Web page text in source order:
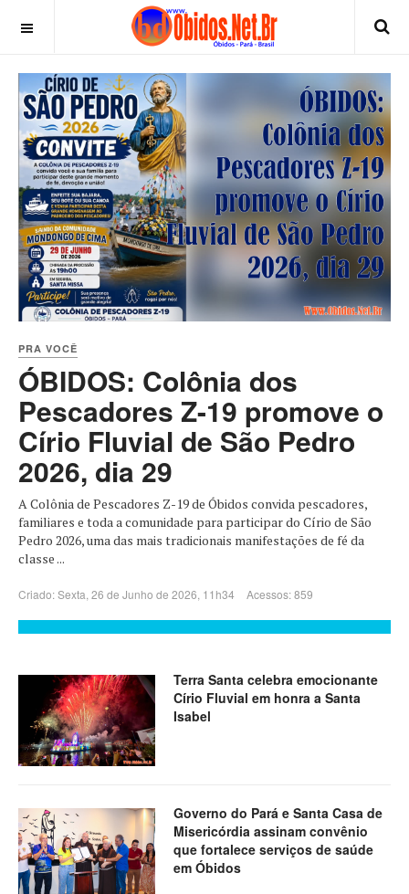
PRA VOCÊ
ÓBIDOS: Colônia dos
Pescadores Z-19 promove o
Círio Fluvial de São Pedro
2026, dia 29
A Colônia de Pescadores Z-19 de Óbidos convida pescadores,
familiares e toda a comunidade para participar do Círio de São
Pedro 2026, uma das mais tradicionais manifestações de fé da
classe ...
Criado: Sexta, 26 de Junho de 2026, 11h34 Acessos: 859
Terra Santa celebra emocionante
Círio Fluvial em honra a Santa
Isabel
Governo do Pará e Santa Casa de
Misericórdia assinam convênio
que fortalece serviços de saúde
em Óbidos